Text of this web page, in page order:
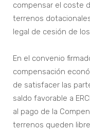
compensar el coste
terrenos
legal de cesión de
En el convenio
compensación
de satisfacer las
saldo favorable a
al pago de la
terrenos queden